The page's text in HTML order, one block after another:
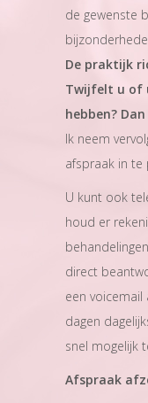
de gewenste
De praktijk
Twijfelt u of
hebben?
Ik neem
afspraak in te
U kunt ook
houd er
direct
een
dagen
snel mogelijk
Afspraak